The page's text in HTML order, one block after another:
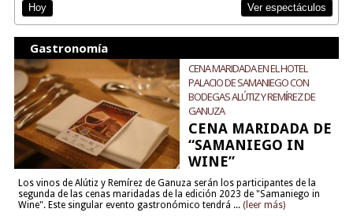
Hoy Ver espectáculos
Gastronomía
CENA MARIDADA EN EL HOTEL
PALACIO DE SAMANIEGO CON
BODEGAS ALÚTIZ Y REMÍREZ DE
GANUZA
CENA MARIDADA DE
“SAMANIEGO IN
WINE”
Los vinos de Alútiz y Remírez de Ganuza serán los participantes de la
segunda de las cenas maridadas de la edición 2023 de "Samaniego in
Wine". Este singular evento gastronómico tendrá ... (leer más)